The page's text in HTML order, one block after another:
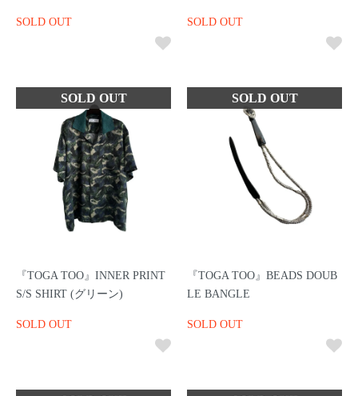
SOLD OUT SOLD OUT
『TOGA TOO』INNER PRINT
S/S SHIRT (グリーン)
SOLD OUT
『TOGA TOO』BEADS DOUB
LE BANGLE
SOLD OUT